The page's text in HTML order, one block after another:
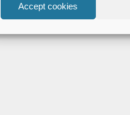
Accept cookies